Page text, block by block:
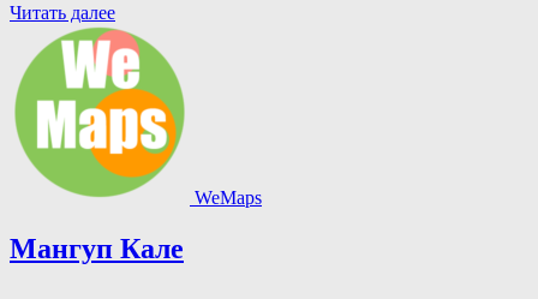
Читать далее
WeMaps
Мангуп Кале